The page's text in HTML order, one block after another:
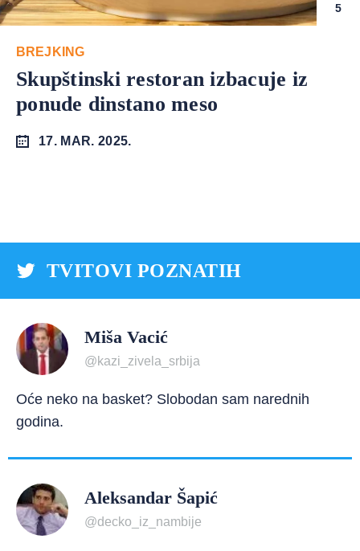
5
BREJKING
Skupštinski restoran izbacuje iz
ponude dinstano meso
17. MAR. 2025.
TVITOVI POZNATIH
Miša Vacić
@kazi_zivela_srbija
Oće neko na basket? Slobodan sam narednih
godina.
Aleksandar Šapić
@decko_iz_nambije